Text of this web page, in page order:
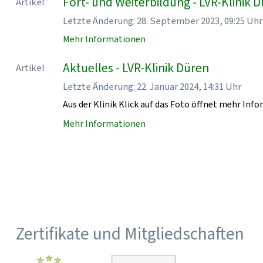
Letzte Änderung: 28. September 2023, 09:25 Uhr
Mehr Informationen
Artikel Aktuelles - LVR-Klinik Düren
Letzte Änderung: 22. Januar 2024, 14:31 Uhr
Aus der Klinik Klick auf das Foto öffnet mehr
Mehr Informationen
Zertifikate und Mitgliedschaften